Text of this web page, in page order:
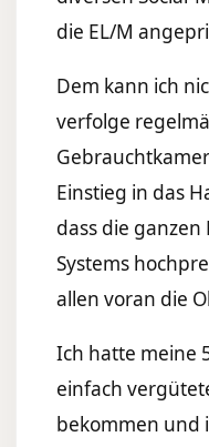
die EL/M
Dem kann ich
verfolge
Einstieg in das
dass die
Systems
allen voran die
Ich hatte meine
einfach
bekommen und